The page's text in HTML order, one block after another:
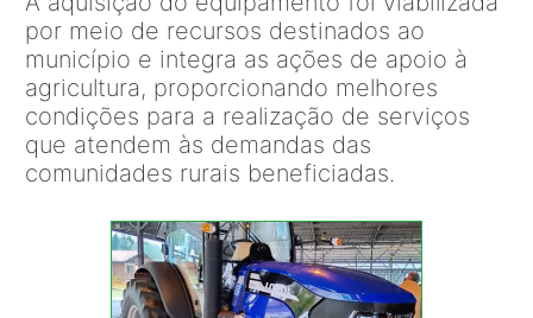
por meio de recursos destinados ao
município e integra as ações de apoio à
agricultura, proporcionando melhores
condições para a realização de serviços
que atendem às demandas das
comunidades rurais beneficiadas.